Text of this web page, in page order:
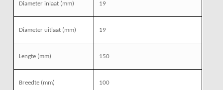
Diameter inlaat (mm) 19
Diameter uitlaat (mm) 19
Lengte (mm) 150
Breedte (mm) 100